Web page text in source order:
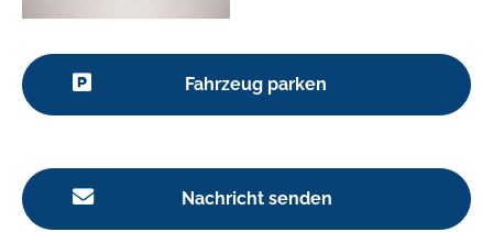
Fahrzeug parken
Nachricht senden